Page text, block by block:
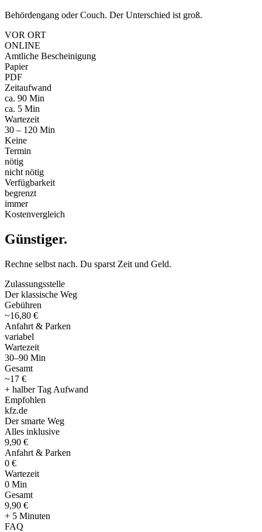
Behördengang oder Couch. Der Unterschied ist groß.
VOR ORT
ONLINE
Amtliche Bescheinigung
Papier
PDF
Zeitaufwand
ca. 90 Min
ca. 5 Min
Wartezeit
30 – 120 Min
Keine
Termin
nötig
nicht nötig
Verfügbarkeit
begrenzt
immer
Kostenvergleich
Günstiger.
Rechne selbst nach. Du sparst Zeit und Geld.
Zulassungsstelle
Der klassische Weg
Gebühren
~16,80 €
Anfahrt & Parken
variabel
Wartezeit
30–90 Min
Gesamt
~17 €
+ halber Tag Aufwand
Empfohlen
kfz.de
Der smarte Weg
Alles inklusive
9,90 €
Anfahrt & Parken
0 €
Wartezeit
0 Min
Gesamt
9,90 €
+ 5 Minuten
FAQ